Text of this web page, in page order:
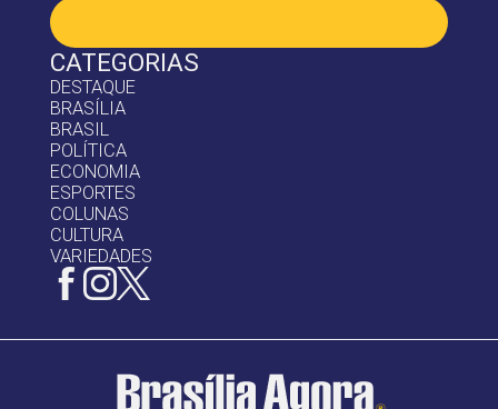
CATEGORIAS
DESTAQUE
BRASÍLIA
BRASIL
POLÍTICA
ECONOMIA
ESPORTES
COLUNAS
CULTURA
VARIEDADES